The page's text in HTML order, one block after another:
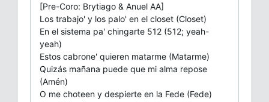
[Pre-Coro: Brytiago & Anuel AA]
Los trabajo' y los palo' en el closet (Closet)
En el sistema pa' chingarte 512 (512; yeah-
yeah)
Estos cabrone' quieren matarme (Matarme)
Quizás mañana puede que mi alma repose
(Amén)
O me choteen y despierte en la Fede (Fede)